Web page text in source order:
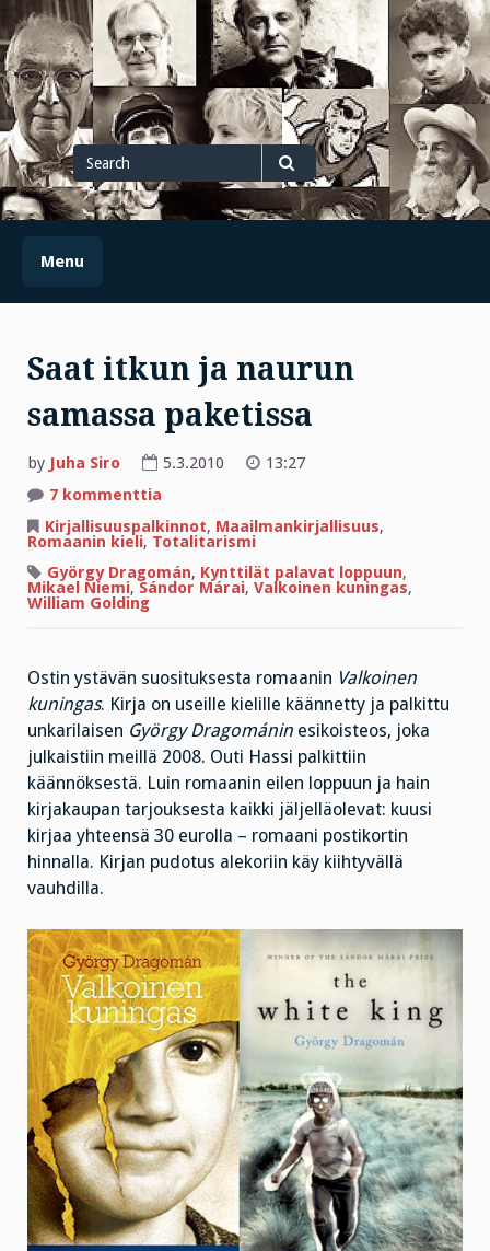
Skip
to
content
Search
for
Search
Menu
Saat itkun ja naurun
samassa paketissa
by Juha Siro 5.3.2010
13:27
7 kommenttia
itkun
ja
samassa
paketissa
Kirjallisuuspalkinnot, Maailmankirjallisuus,
Romaanin kieli, Totalitarismi
György Dragomán, Kynttilät palavat loppuun,
Mikael Niemi, Sándor Márai, Valkoinen kuningas,
William Golding
Ostin ystävän suosituksesta romaanin Valkoinen
kuningas. Kirja on useille kielille käännetty ja palkittu
unkarilaisen György Dragománin esikoisteos, joka
julkaistiin meillä 2008. Outi Hassi palkittiin
käännöksestä. Luin romaanin eilen loppuun ja hain
kirjakaupan tarjouksesta kaikki jäljelläolevat: kuusi
kirjaa yhteensä 30 eurolla – romaani postikortin
hinnalla. Kirjan pudotus alekoriin käy kiihtyvällä
vauhdilla.